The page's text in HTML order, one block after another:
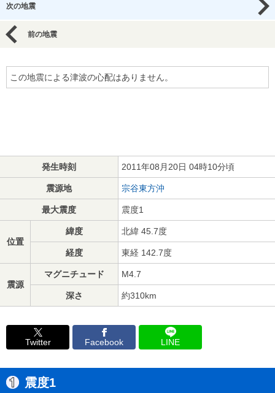
次の地震
前の地震
この地震による津波の心配はありません。
発生時刻 2011年08月20日 04時10分頃
震源地 宗谷東方沖
最大震度 震度1
位置
緯度 北緯 45.7度
経度 東経 142.7度
震源
マグニチュード M4.7
深さ 約310km
Twitter Facebook LINE
震度1